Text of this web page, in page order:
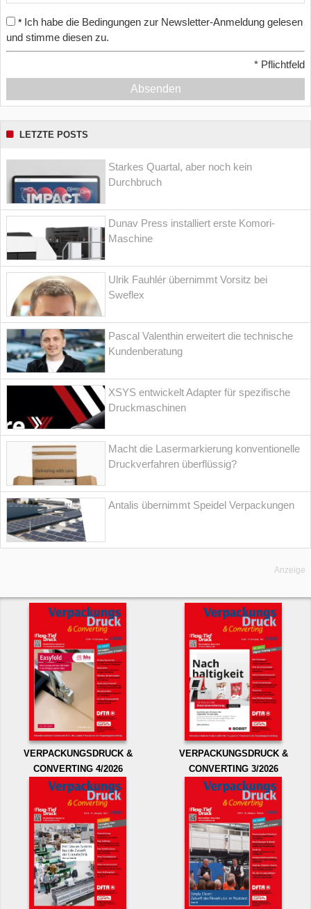
* Ich habe die Bedingungen zur Newsletter-Anmeldung gelesen
und stimme diesen zu.
* Pflichtfeld
Absenden
LETZTE POSTS
Starkes Quartal, aber noch kein
Durchbruch
Dunav Press installiert erste Komori-
Maschine
Ulrik Fauhlér übernimmt Vorsitz bei
Sweflex
Pascal Valenthin erweitert die technische
Kundenberatung
XSYS entwickelt Adapter für spezifische
Druckmaschinen
Macht die Lasermarkierung konventionelle
Druckverfahren überflüssig?
Antalis übernimmt Speidel Verpackungen
Anzeige
VERPACKUNGSDRUCK &
CONVERTING 4/2026
VERPACKUNGSDRUCK &
CONVERTING 3/2026